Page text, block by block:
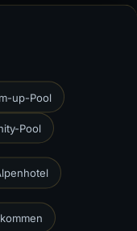
up-Pool
Pool
des Trois
& Destination
(Genfersee), Waadt
Genfersee)